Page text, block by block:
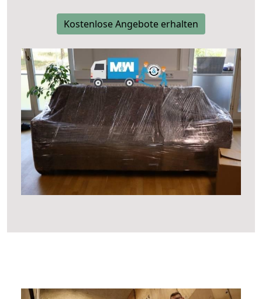
Kostenlose Angebote erhalten